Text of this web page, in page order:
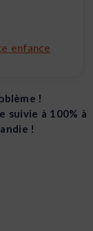
enfance
!
suivie à 100% à
!